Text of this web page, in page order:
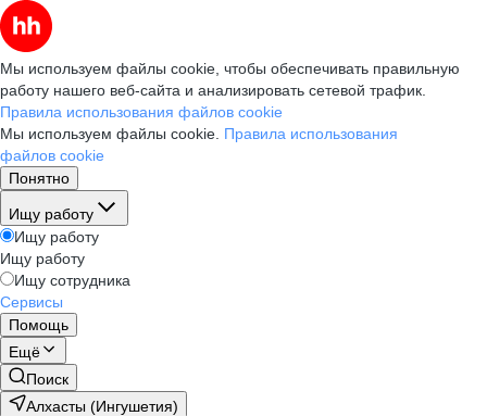
Мы используем файлы cookie, чтобы обеспечивать правильную
работу нашего веб-сайта и анализировать сетевой трафик.
Правила использования файлов cookie
Мы используем файлы cookie. Правила использования
файлов cookie
Понятно
Ищу работу
Ищу работу
Ищу работу
Ищу сотрудника
Сервисы
Помощь
Ещё
Поиск
Алхасты (Ингушетия)